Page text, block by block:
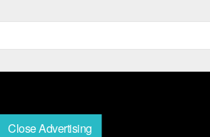
Close Advertising